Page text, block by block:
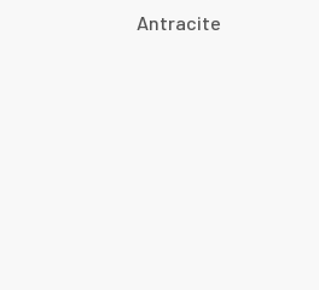
Antracite